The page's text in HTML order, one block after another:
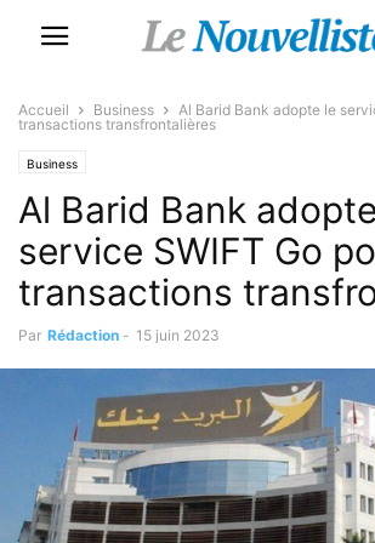
Accueil Business
Al Barid Bank adopte le
transactions transfrontalières
Business
Al Barid Bank
service SWIFT Go
transactions
Par Rédaction - 15 juin 2023